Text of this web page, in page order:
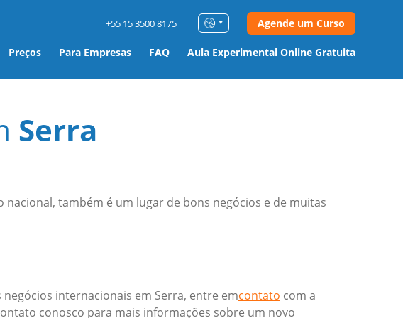
Preços Para Empresas FAQ Aula Experimental Online Gratuita
+55 15 3500 8175 Agende um Curso
Serra
também é um lugar de bons negócios e de muitas
internacionais em Serra, entre emcontato com a
conosco para mais informações sobre um novo